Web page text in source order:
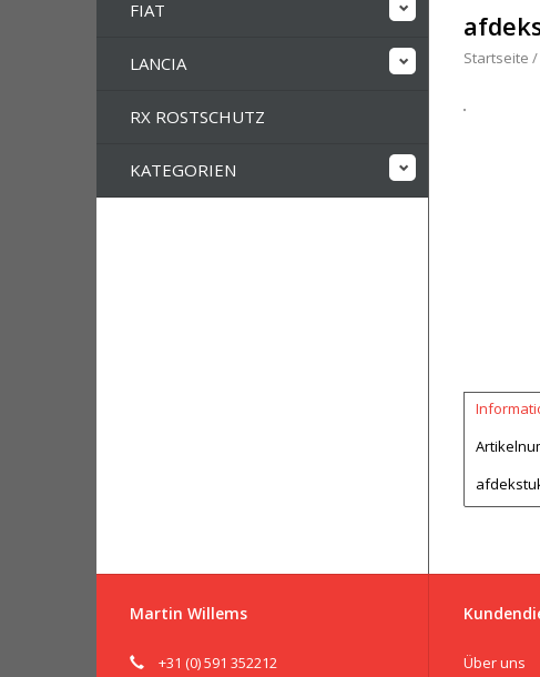
FIAT
LANCIA
RX ROSTSCHUTZ
KATEGORIEN
Startseite /
Martin Willems
+31 (0) 591 352212 Über uns